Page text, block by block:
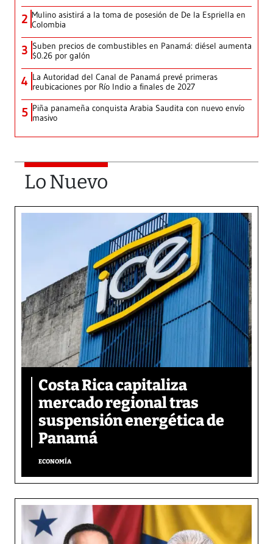
2 Mulino asistirá a la toma de posesión de De la Espriella en
Colombia
3 Suben precios de combustibles en Panamá: diésel aumenta
$0.26 por galón
4 La Autoridad del Canal de Panamá prevé primeras
reubicaciones por Río Indio a finales de 2027
5 Piña panameña conquista Arabia Saudita con nuevo envío
masivo
Lo Nuevo
Costa Rica capitaliza
mercado regional tras
suspensión energética de
Panamá
ECONOMÍA